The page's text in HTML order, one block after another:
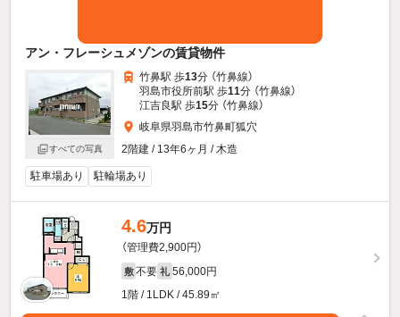
アン・フレーシュメゾンの賃貸物件
すべての写真
竹鼻駅 歩13分 （竹鼻線）
羽島市役所前駅 歩11分 （竹鼻線）
江吉良駅 歩15分 （竹鼻線）
岐阜県羽島市竹鼻町狐穴
2階建 / 13年6ヶ月 / 木造
駐車場あり 駐輪場あり
4.6万円
（管理費2,900円）
敷 不要 礼 56,000円
1階 / 1LDK / 45.89㎡